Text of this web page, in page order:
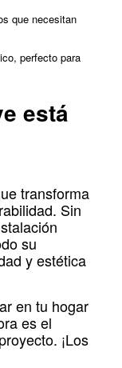
que necesitan
perfecto para
está
transforma
Sin
su
y estética
en tu hogar
es el
¡Los